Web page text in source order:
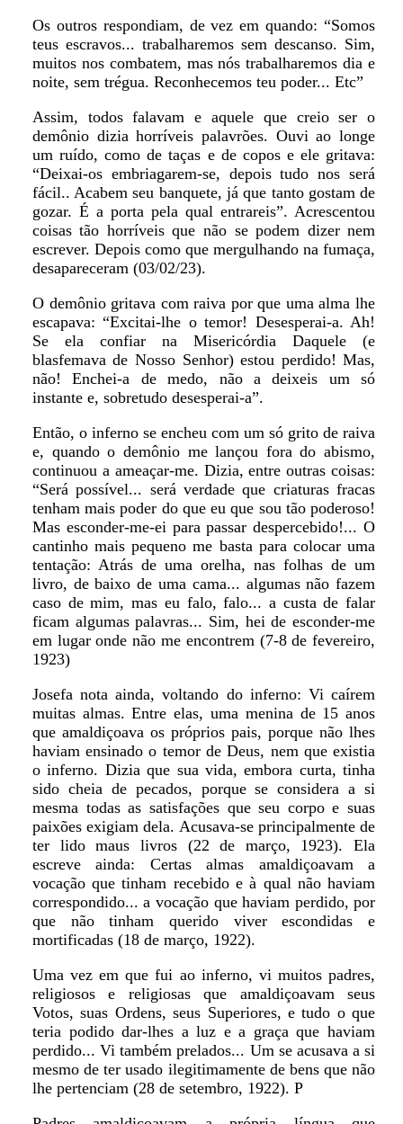
Os outros respondiam, de vez em quando: “Somos
teus escravos... trabalharemos sem descanso. Sim,
muitos nos combatem, mas nós trabalharemos dia e
noite, sem trégua. Reconhecemos teu poder... Etc”
Assim, todos falavam e aquele que creio ser o
demônio dizia horríveis palavrões. Ouvi ao longe
um ruído, como de taças e de copos e ele gritava:
“Deixai-os embriagarem-se, depois tudo nos será
fácil.. Acabem seu banquete, já que tanto gostam de
gozar. É a porta pela qual entrareis”. Acrescentou
coisas tão horríveis que não se podem dizer nem
escrever. Depois como que mergulhando na fumaça,
desapareceram (03/02/23).
O demônio gritava com raiva por que uma alma lhe
escapava: “Excitai-lhe o temor! Desesperai-a. Ah!
Se ela confiar na Misericórdia Daquele (e
blasfemava de Nosso Senhor) estou perdido! Mas,
não! Enchei-a de medo, não a deixeis um só
instante e, sobretudo desesperai-a”.
Então, o inferno se encheu com um só grito de raiva
e, quando o demônio me lançou fora do abismo,
continuou a ameaçar-me. Dizia, entre outras coisas:
“Será possível... será verdade que criaturas fracas
tenham mais poder do que eu que sou tão poderoso!
Mas esconder-me-ei para passar despercebido!... O
cantinho mais pequeno me basta para colocar uma
tentação: Atrás de uma orelha, nas folhas de um
livro, de baixo de uma cama... algumas não fazem
caso de mim, mas eu falo, falo... a custa de falar
ficam algumas palavras... Sim, hei de esconder-me
em lugar onde não me encontrem (7-8 de fevereiro,
1923)
Josefa nota ainda, voltando do inferno: Vi caírem
muitas almas. Entre elas, uma menina de 15 anos
que amaldiçoava os próprios pais, porque não lhes
haviam ensinado o temor de Deus, nem que existia
o inferno. Dizia que sua vida, embora curta, tinha
sido cheia de pecados, porque se considera a si
mesma todas as satisfações que seu corpo e suas
paixões exigiam dela. Acusava-se principalmente de
ter lido maus livros (22 de março, 1923). Ela
escreve ainda: Certas almas amaldiçoavam a
vocação que tinham recebido e à qual não haviam
correspondido... a vocação que haviam perdido, por
que não tinham querido viver escondidas e
mortificadas (18 de março, 1922).
Uma vez em que fui ao inferno, vi muitos padres,
religiosos e religiosas que amaldiçoavam seus
Votos, suas Ordens, seus Superiores, e tudo o que
teria podido dar-lhes a luz e a graça que haviam
perdido... Vi também prelados... Um se acusava a si
mesmo de ter usado ilegitimamente de bens que não
lhe pertenciam (28 de setembro, 1922). P